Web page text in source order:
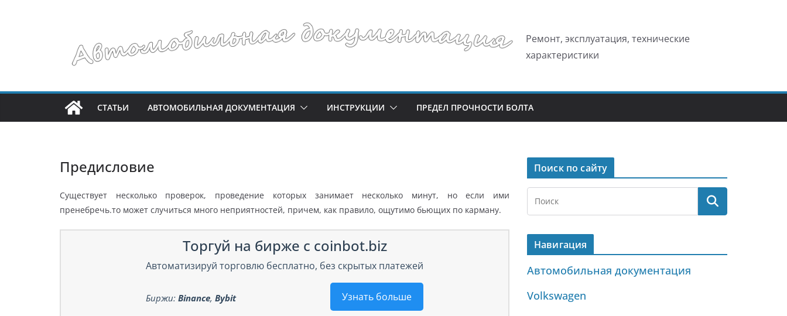
Ремонт, эксплуатация, технические
характеристики
СТАТЬИ АВТОМОБИЛЬНАЯ ДОКУМЕНТАЦИЯ ИНСТРУКЦИИ ПРЕДЕЛ ПРОЧНОСТИ БОЛТА
Предисловие
Существует несколько проверок, проведение которых занимает несколько минут, но если ими
пренебречь.то может случиться много неприятностей, причем, как правило, ощутимо бьющих по карману.
Торгуй на бирже с coinbot.biz
Автоматизируй торговлю бесплатно, без скрытых платежей
Узнать больше
Биржи: Binance, Bybit
Поиск по сайту
Навигация
Автомобильная документация
Volkswagen